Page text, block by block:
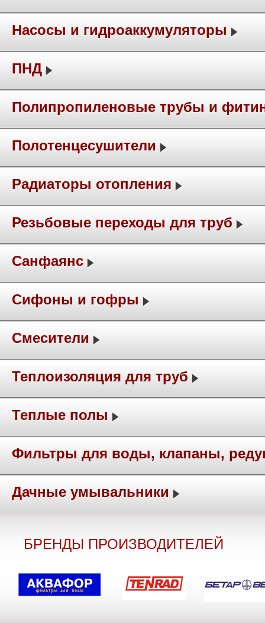
Насосы и гидроаккумуляторы
ПНД
Полипропиленовые трубы и
Полотенцесушители
Радиаторы отопления
Резьбовые переходы для труб
Санфаянс
Сифоны и гофры
Смесители
Теплоизоляция для труб
Теплые полы
Фильтры для воды, клапаны,
Дачные умывальники
БРЕНДЫ ПРОИЗВОДИТЕЛЕЙ